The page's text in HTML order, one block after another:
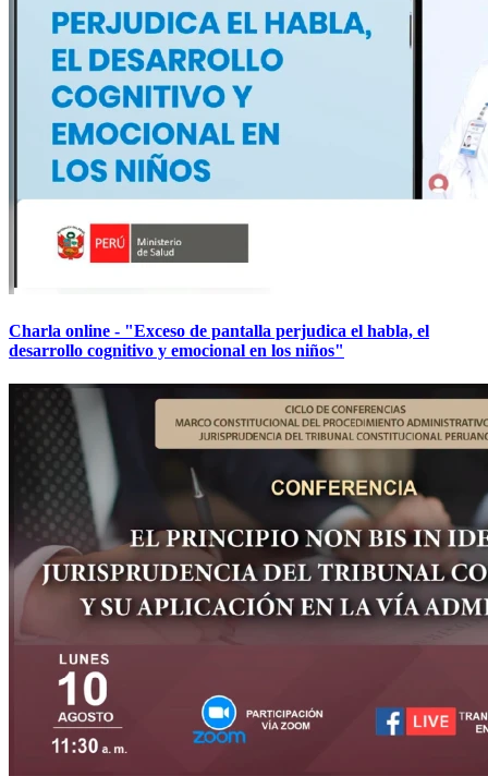
Charla online - "Exceso de pantalla perjudica el habla, el
desarrollo cognitivo y emocional en los niños"